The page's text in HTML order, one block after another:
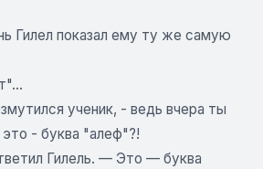
Гилел показал ему ту же самую
ученик, - ведь вчера ты
- буква "алеф"?!
Гилель. — Это — буква